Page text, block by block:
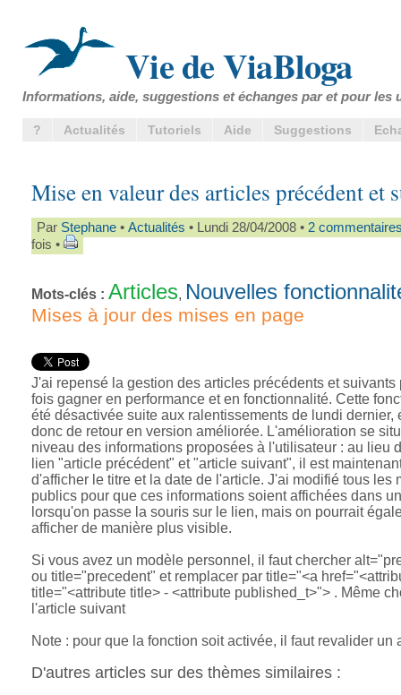
Vie de ViaBloga
Informations, aide, suggestions et échanges par et pour les
? Actualités Tutoriels Aide Suggestions
Mise en valeur des articles précédent et
Par Stephane • Actualités • Lundi 28/04/2008 • 2
fois •
Mots-clés : Articles, Nouvelles
Mises à jour des mises en page
J'ai repensé la gestion des articles précédents et suivants
fois gagner en performance et en fonctionnalité. Cette
été désactivée suite aux ralentissements de lundi dernier,
donc de retour en version améliorée. L'amélioration se
niveau des informations proposées à l'utilisateur : au lieu
lien "article précédent" et "article suivant", il est
d'afficher le titre et la date de l'article. J'ai modifié tous les
publics pour que ces informations soient affichées dans
lorsqu'on passe la souris sur le lien, mais on pourrait
afficher de manière plus visible.
Si vous avez un modèle personnel, il faut chercher
ou title="precedent" et remplacer par title="<a
title="<attribute title> - <attribute published_t>"> . Même
l'article suivant
Note : pour que la fonction soit activée, il faut revalider un
D'autres articles sur des thèmes similaires :